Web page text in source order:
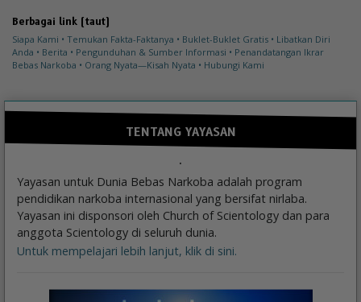
Berbagai link (taut)
Siapa Kami
Temukan Fakta-Faktanya Buklet-Buklet Gratis
Libatkan Diri
Anda
Berita Pengunduhan & Sumber Informasi
Penandatangan Ikrar
Bebas Narkoba
Orang Nyata—Kisah Nyata Hubungi Kami
TENTANG YAYASAN
Yayasan untuk Dunia Bebas Narkoba adalah program
pendidikan narkoba internasional yang bersifat nirlaba.
Yayasan ini disponsori oleh Church of Scientology dan para
anggota Scientology di seluruh dunia.
Untuk mempelajari lebih lanjut, klik di sini.